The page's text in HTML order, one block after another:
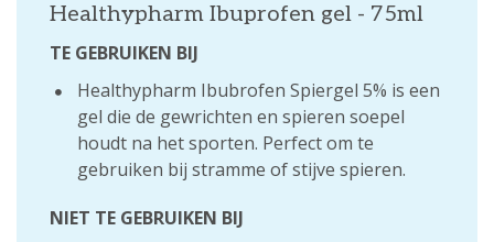
Healthypharm Ibuprofen gel - 75ml
TE GEBRUIKEN BIJ
Healthypharm Ibubrofen Spiergel 5% is een
gel die de gewrichten en spieren soepel
houdt na het sporten. Perfect om te
gebruiken bij stramme of stijve spieren.
NIET TE GEBRUIKEN BIJ